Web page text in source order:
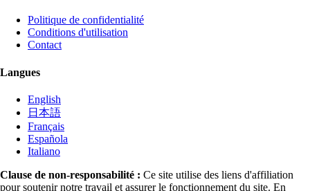
Politique de confidentialité
Conditions d'utilisation
Contact
Langues
English
日本語
Français
Española
Italiano
Clause de non-responsabilité : Ce site utilise des liens d'affiliation
pour soutenir notre travail et assurer le fonctionnement du site. En